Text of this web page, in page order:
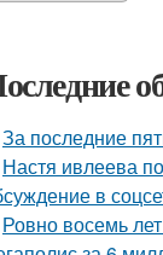
За последние
Настя ивлеева
в
Ровно восемь